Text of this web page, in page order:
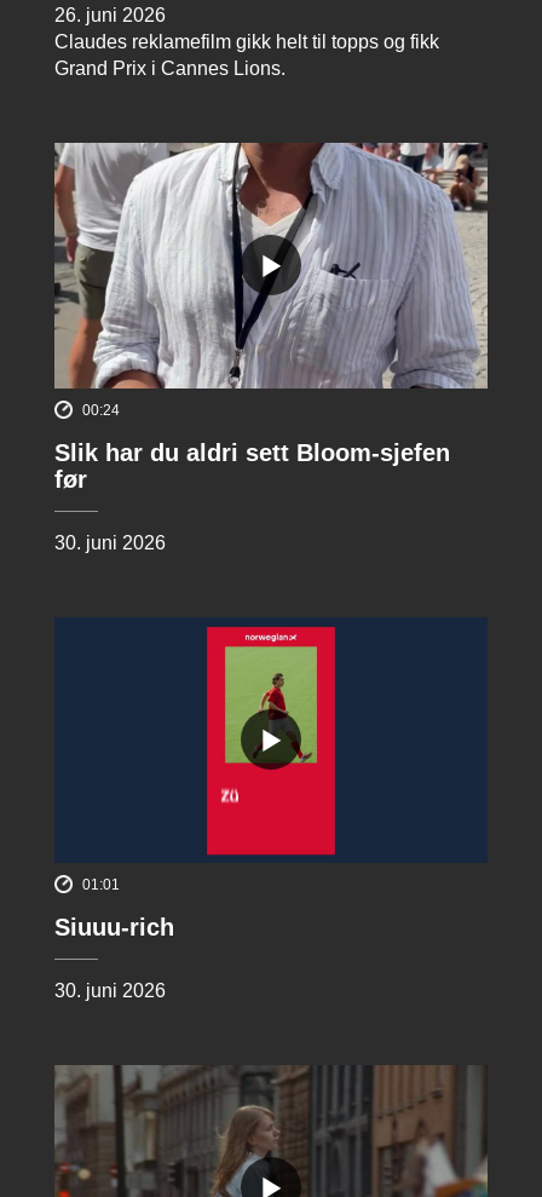
26. juni 2026
Claudes reklamefilm gikk helt til topps og fikk
Grand Prix i Cannes Lions.
00:24
Slik har du aldri sett Bloom-sjefen
før
30. juni 2026
01:01
Siuuu-rich
30. juni 2026